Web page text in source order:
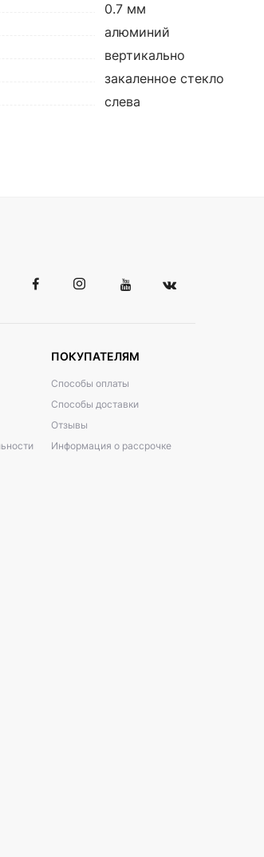
0.7 мм
алюминий
вертикально
закаленное стекло
слева
ПОКУПАТЕЛЯМ
Способы оплаты
Способы доставки
Отзывы
Информация о рассрочке